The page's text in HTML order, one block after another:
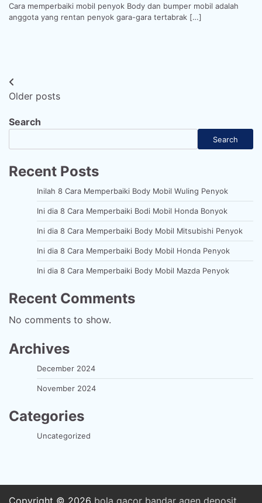
Cara memperbaiki mobil penyok Body dan bumper mobil adalah
anggota yang rentan penyok gara-gara tertabrak […]
Posts
navigation
Older posts
Search
Search
Recent Posts
Inilah 8 Cara Memperbaiki Body Mobil Wuling Penyok
Ini dia 8 Cara Memperbaiki Bodi Mobil Honda Bonyok
Ini dia 8 Cara Memperbaiki Body Mobil Mitsubishi Penyok
Ini dia 8 Cara Memperbaiki Body Mobil Honda Penyok
Ini dia 8 Cara Memperbaiki Body Mobil Mazda Penyok
Recent Comments
No comments to show.
Archives
December 2024
November 2024
Categories
Uncategorized